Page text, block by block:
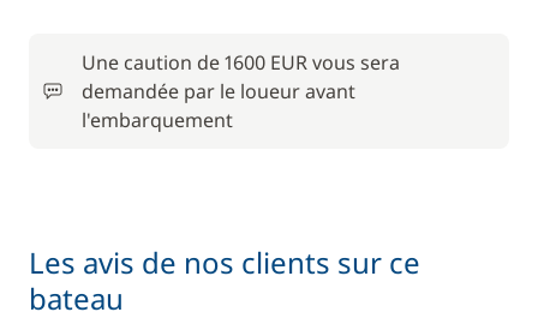
Parking Voitures
Une caution de 1600 EUR vous sera
demandée par le loueur avant
l'embarquement
Les avis de nos clients sur ce
bateau